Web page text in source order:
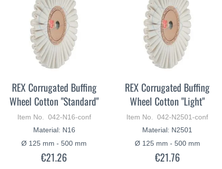
REX Corrugated Buffing
Wheel Cotton "Standard"
Item No. 042-N16-conf
Material: N16
Ø 125 mm - 500 mm
€21.26
REX Corrugated Buffing
Wheel Cotton "Light"
Item No. 042-N2501-conf
Material: N2501
Ø 125 mm - 500 mm
€21.76